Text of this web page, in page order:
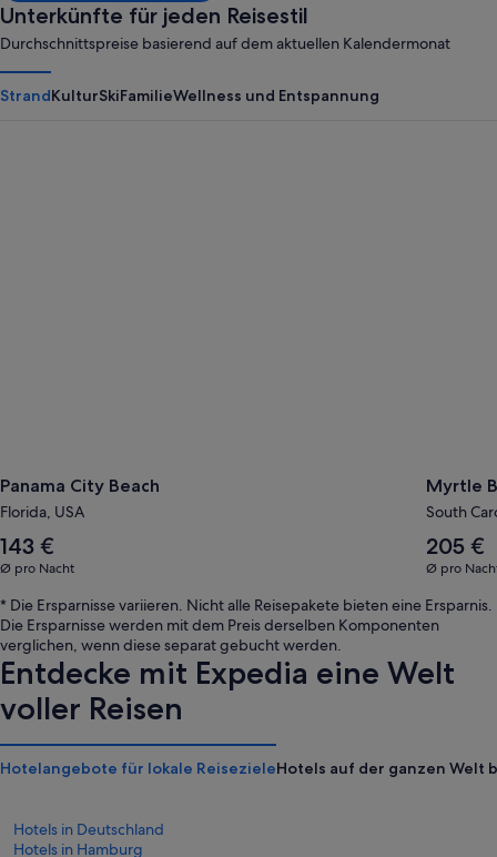
Unterkünfte für jeden Reisestil
Durchschnittspreise basierend auf dem aktuellen Kalendermonat
StrandKulturSkiFamilieWellness und Entspannung
Panama City Beach
Florida, USA
Der
Durchschnittspreis
pro
Nacht
beträgt
143 €
143 €
Ø pro Nacht
Myrtle
South
Der
pro
Nacht
beträgt
205 €
Ø pro
* Die Ersparnisse variieren. Nicht alle Reisepakete bieten eine Ersparnis.
Die Ersparnisse werden mit dem Preis derselben Komponenten
verglichen, wenn diese separat gebucht werden.
Entdecke mit Expedia eine Welt
voller Reisen
Hotelangebote für lokale ReisezieleHotels auf der ganzen Welt
Hotels in Deutschland
Hotels in Hamburg